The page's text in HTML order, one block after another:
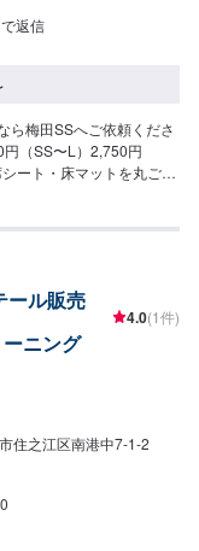
返信
ら梅田SSへご依頼くださ
（SS〜L）2,750円
ート・床マットを丸ごと
ール販売
ニング
4.0(1件)
住之江区南港中7-1-2